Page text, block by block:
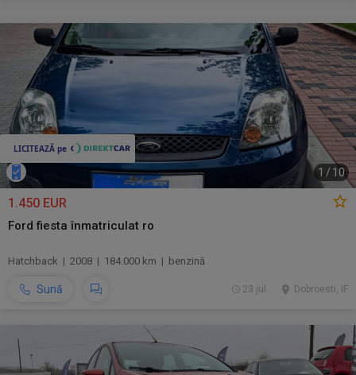
1 / 10
1.450 EUR
Ford fiesta înmatriculat ro
Hatchback | 2008 | 184.000 km | benzină
Sună Dobroesti, IF
23 jul.